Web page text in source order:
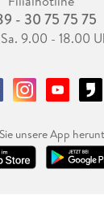
- 30 75 75 75
9.00 - 18.00
unsere App